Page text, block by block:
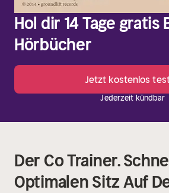
Hol dir 14 Tage gratis
Hörbücher
Jetzt kostenlos
Jederzeit kündbar
Der Co Trainer.
Optimalen Sitz Auf